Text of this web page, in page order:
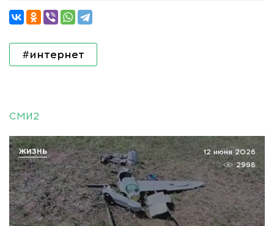
#интернет
СМИ2
12 июня 2026
2998
ЖИЗНЬ